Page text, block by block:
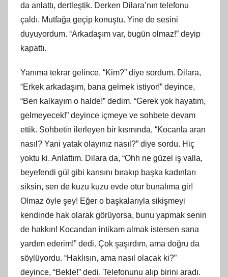
da anlattı, dertleştik. Derken Dilara’nın telefonu
çaldı. Mutfağa geçip konuştu. Yine de sesini
duyuyordum. “Arkadaşım var, bugün olmaz!” deyip
kapattı.
Yanıma tekrar gelince, “Kim?” diye sordum. Dilara,
“Erkek arkadaşım, bana gelmek istiyor!” deyince,
“Ben kalkayım o halde!” dedim. “Gerek yok hayatım,
gelmeyecek!” deyince içmeye ve sohbete devam
ettik. Sohbetin ilerleyen bir kısmında, “Kocanla aran
nasıl? Yani yatak olayınız nasıl?” diye sordu. Hiç
yoktu ki. Anlattım. Dilara da, “Ohh ne güzel iş valla,
beyefendi gül gibi karısını bırakıp başka kadınları
siksin, sen de kuzu kuzu evde otur bunalıma gir!
Olmaz öyle şey! Eğer o başkalarıyla sikişmeyi
kendinde hak olarak görüyorsa, bunu yapmak senin
de hakkın! Kocandan intikam almak istersen sana
yardım ederim!” dedi. Çok şaşırdım, ama doğru da
söylüyordu. “Haklısın, ama nasıl olacak ki?”
deyince, “Bekle!” dedi. Telefonunu alıp birini aradı.